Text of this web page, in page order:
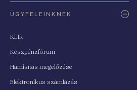
ÜGYFELEINKNEK
KLIR
Készpénzfórum
Hamisítás megelőzése
Elektronikus számlázás